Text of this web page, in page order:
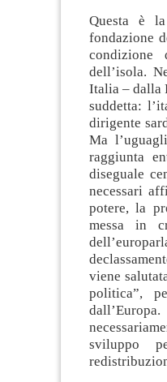
Questa è
fondazione
condizione
dell’isola.
Italia – dalla
suddetta:
dirigente
Ma
raggiunta
diseguale
necessari
potere, la
messa in
viene
politica”,
sviluppo